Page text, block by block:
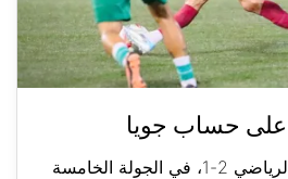
على حساب جويا
فوز الأنصار على جويا الرياضي 2-1، في الجولة الخامسة